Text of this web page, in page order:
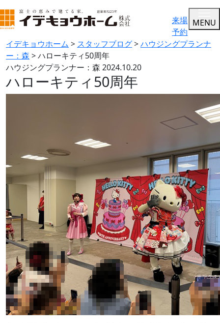
来場
予約
MENU
イデキョウホーム > スタッフブログ>ハウジングプランナ
ー：森 >ハローキティ50周年
ハウジングプランナー：森 2024.10.20
ハローキティ50周年